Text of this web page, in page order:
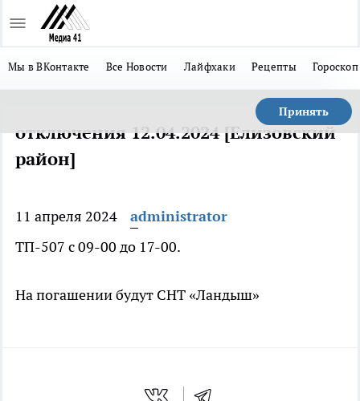
Мы в ВКонтакте Все Новости Лайфхаки Рецепты Гороскоп
Принять
отключения 12.04.2024 [Елизовский
район]
11 апреля 2024
administrator
ТП-507 с 09-00 до 17-00.
На погашении будут СНТ «Ландыш»